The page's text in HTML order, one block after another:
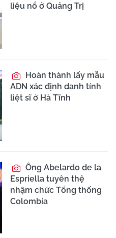
liệu nổ ở Quảng Trị
Hoàn thành lấy mẫu
ADN xác định danh tính
liệt sĩ ở Hà Tĩnh
Ông Abelardo de la
Espriella tuyên thệ
nhậm chức Tổng thống
Colombia